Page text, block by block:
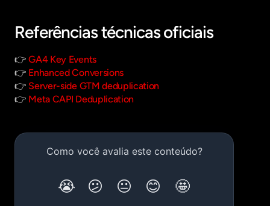
Referências técnicas oficiais
👉 GA4 Key Events
👉 Enhanced Conversions
👉 Server-side GTM deduplication
👉 Meta CAPI Deduplication